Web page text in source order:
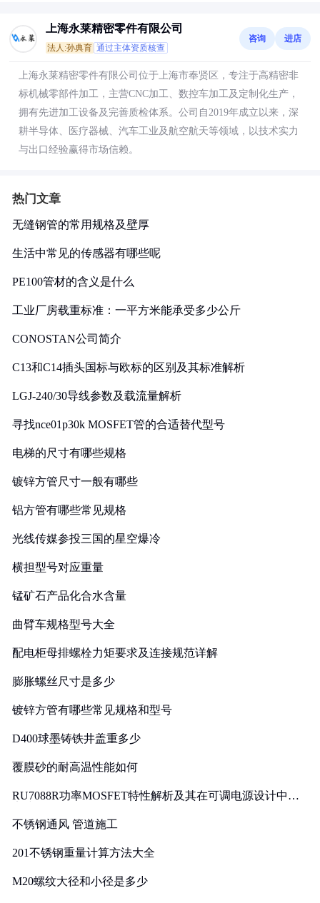
上海永莱精密零件有限公司
法人:孙典育 通过主体资质核查
咨询 进店
上海永莱精密零件有限公司位于上海市奉贤区，专注于高精密非
标机械零部件加工，主营CNC加工、数控车加工及定制化生产，
拥有先进加工设备及完善质检体系。公司自2019年成立以来，深
耕半导体、医疗器械、汽车工业及航空航天等领域，以技术实力
与出口经验赢得市场信赖。
热门文章
无缝钢管的常用规格及壁厚
生活中常见的传感器有哪些呢
PE100管材的含义是什么
工业厂房载重标准：一平方米能承受多少公斤
CONOSTAN公司简介
C13和C14插头国标与欧标的区别及其标准解析
LGJ-240/30导线参数及载流量解析
寻找nce01p30k MOSFET管的合适替代型号
电梯的尺寸有哪些规格
镀锌方管尺寸一般有哪些
铝方管有哪些常见规格
光线传媒参投三国的星空爆冷
横担型号对应重量
锰矿石产品化合水含量
曲臂车规格型号大全
配电柜母排螺栓力矩要求及连接规范详解
膨胀螺丝尺寸是多少
镀锌方管有哪些常见规格和型号
D400球墨铸铁井盖重多少
覆膜砂的耐高温性能如何
RU7088R功率MOSFET特性解析及其在可调电源设计中的
不锈钢通风 管道施工
201不锈钢重量计算方法大全
M20螺纹大径和小径是多少